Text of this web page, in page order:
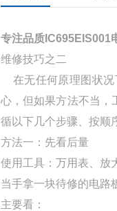
专注品质IC695EIS001
维修技巧之二
在无任何原理图状况
心，但如果方法不当，
循以下几个步骤、按顺
方法一：先看后量
使用工具：万用表、放
当手拿一块待修的电路
主要看：